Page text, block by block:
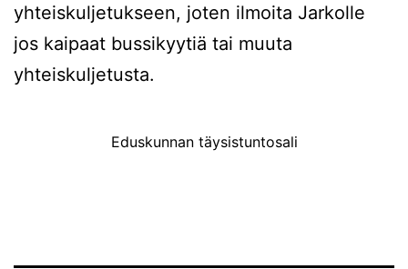
yhteiskuljetukseen, joten ilmoita Jarkolle
jos kaipaat bussikyytiä tai muuta
yhteiskuljetusta.
Eduskunnan täysistuntosali